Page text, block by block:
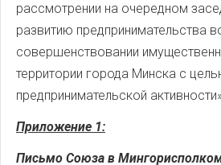
рассмотрении на очередном
развитию предпринимательства
совершенствовании
территории города Минска с
предпринимательской
Приложение 1:
Письмо Союза в